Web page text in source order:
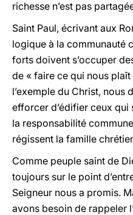
richesse n’est pas
Saint Paul, écrivant aux
logique à la communauté
forts doivent s’occuper
de « faire ce qui nous plaît
l’exemple du Christ, nous
efforcer d’édifier ceux
la responsabilité
régissent la famille
Comme peuple saint de
toujours sur le point
Seigneur nous a promis.
avons besoin de rappeler